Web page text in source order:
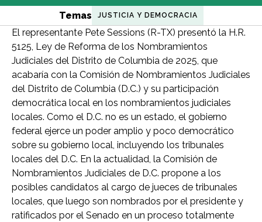
Temas JUSTICIA Y DEMOCRACIA
El representante Pete Sessions (R-TX) presentó la H.R.
5125, Ley de Reforma de los Nombramientos
Judiciales del Distrito de Columbia de 2025, que
acabaría con la Comisión de Nombramientos Judiciales
del Distrito de Columbia (D.C.) y su participación
democrática local en los nombramientos judiciales
locales. Como el D.C. no es un estado, el gobierno
federal ejerce un poder amplio y poco democrático
sobre su gobierno local, incluyendo los tribunales
locales del D.C. En la actualidad, la Comisión de
Nombramientos Judiciales de D.C. propone a los
posibles candidatos al cargo de jueces de tribunales
locales, que luego son nombrados por el presidente y
ratificados por el Senado en un proceso totalmente